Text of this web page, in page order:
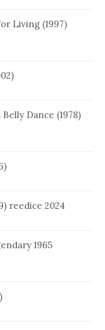
Living (1997)
Dance (1978)
reedice 2024
1965